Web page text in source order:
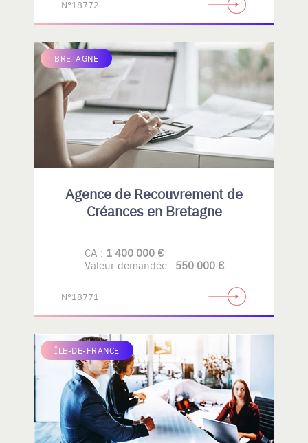
N°18772
BRETAGNE
Agence de Recouvrement de
Créances en Bretagne
CA : 1 400 000 €
Valeur demandée : 550 000 €
N°18771
ÎLE-DE-FRANCE